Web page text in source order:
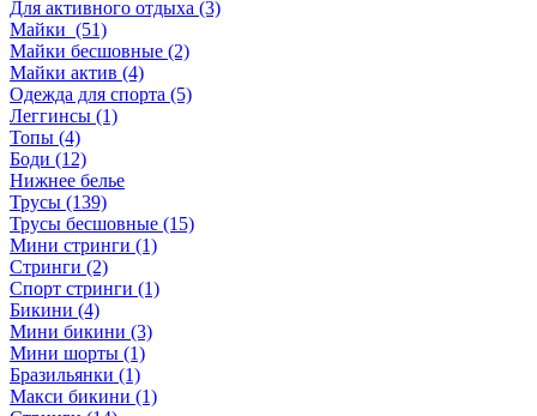
Для активного отдыха (3)
Майки (51)
Майки бесшовные (2)
Майки актив (4)
Одежда для спорта (5)
Леггинсы (1)
Топы (4)
Боди (12)
Нижнее белье
Трусы (139)
Трусы бесшовные (15)
Мини стринги (1)
Стринги (2)
Спорт стринги (1)
Бикини (4)
Мини бикини (3)
Мини шорты (1)
Бразильянки (1)
Макси бикини (1)